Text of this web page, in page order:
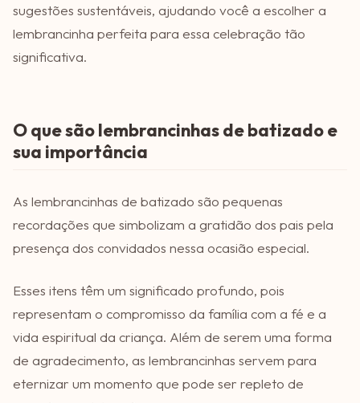
sugestões sustentáveis, ajudando você a escolher a
lembrancinha perfeita para essa celebração tão
significativa.
O que são lembrancinhas de batizado e
sua importância
As lembrancinhas de batizado são pequenas
recordações que simbolizam a gratidão dos pais pela
presença dos convidados nessa ocasião especial.
Esses itens têm um significado profundo, pois
representam o compromisso da família com a fé e a
vida espiritual da criança. Além de serem uma forma
de agradecimento, as lembrancinhas servem para
eternizar um momento que pode ser repleto de